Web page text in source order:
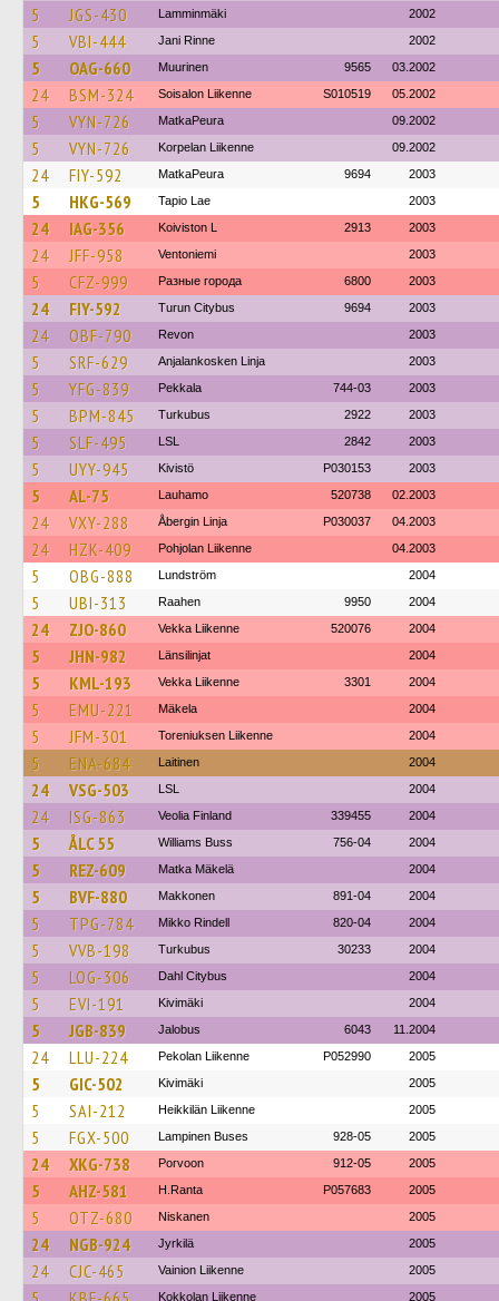
5 JGS-430 Lamminmäki 2002
5 VBI-444 Jani Rinne 2002
5 OAG-660 Muurinen 9565 03.2002
24 BSM-324 Soisalon Liikenne S010519 05.2002
5 VYN-726 MatkaPeura 09.2002
5 VYN-726 Korpelan Liikenne 09.2002
24 FIY-592 MatkaPeura 9694 2003
5 HKG-569 Tapio Lae 2003
24 IAG-356 Koiviston L 2913 2003
24 JFF-958 Ventoniemi 2003
5 CFZ-999 Разные города 6800 2003
24 FIY-592 Turun Citybus 9694 2003
24 OBF-790 Revon 2003
5 SRF-629 Anjalankosken Linja 2003
5 YFG-839 Pekkala 744-03 2003
5 BPM-845 Turkubus 2922 2003
5 SLF-495 LSL 2842 2003
5 UYY-945 Kivistö P030153 2003
5 AL-75 Lauhamo 520738 02.2003
24 VXY-288 Åbergin Linja P030037 04.2003
24 HZK-409 Pohjolan Liikenne 04.2003
5 OBG-888 Lundström 2004
5 UBI-313 Raahen 9950 2004
24 ZJO-860 Vekka Liikenne 520076 2004
5 JHN-982 Länsilinjat 2004
5 KML-193 Vekka Liikenne 3301 2004
5 EMU-221 Mäkela 2004
5 JFM-301 Toreniuksen Liikenne 2004
5 ENA-684 Laitinen 2004
24 VSG-503 LSL 2004
24 ISG-863 Veolia Finland 339455 2004
5 ÅLC 55 Williams Buss 756-04 2004
5 REZ-609 Matka Mäkelä 2004
5 BVF-880 Makkonen 891-04 2004
5 TPG-784 Mikko Rindell 820-04 2004
5 VVB-198 Turkubus 30233 2004
5 LOG-306 Dahl Citybus 2004
5 EVI-191 Kivimäki 2004
5 JGB-839 Jalobus 6043 11.2004
24 LLU-224 Pekolan Liikenne P052990 2005
5 GIC-502 Kivimäki 2005
5 SAI-212 Heikkilän Liikenne 2005
5 FGX-500 Lampinen Buses 928-05 2005
24 XKG-738 Porvoon 912-05 2005
5 AHZ-581 H.Ranta P057683 2005
5 OTZ-680 Niskanen 2005
24 NGB-924 Jyrkilä 2005
24 CJC-465 Vainion Liikenne 2005
Kokkolan Liikenne 2005